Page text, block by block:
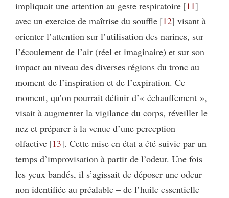
impliquait une attention au geste respiratoire 11
avec un exercice de maîtrise du souffle 12 visant à
orienter l’attention sur l’utilisation des narines, sur
l’écoulement de l’air (réel et imaginaire) et sur son
impact au niveau des diverses régions du tronc au
moment de l’inspiration et de l’expiration. Ce
moment, qu’on pourrait définir d’« échauffement »,
visait à augmenter la vigilance du corps, réveiller le
nez et préparer à la venue d’une perception
olfactive 13 . Cette mise en état a été suivie par un
temps d’improvisation à partir de l’odeur. Une fois
les yeux bandés, il s’agissait de déposer une odeur
non identifiée au préalable – de l’huile essentielle